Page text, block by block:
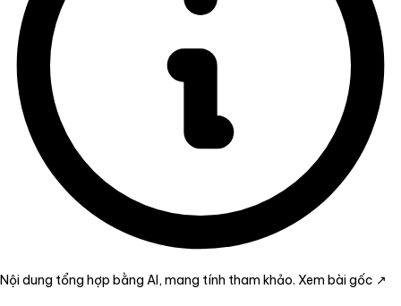
Nội dung tổng hợp bằng AI, mang tính tham khảo. Xem bài gốc ↗